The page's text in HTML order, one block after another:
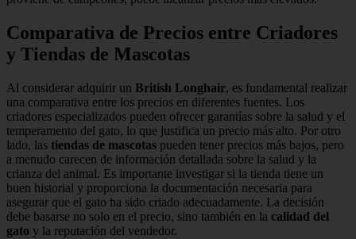
Comparativa de Precios entre Criadores
y Tiendas de Mascotas
Al considerar adquirir un British Longhair, es fundamental realizar
una comparativa entre los precios en diferentes fuentes. Los
criadores especializados pueden ofrecer garantías sobre la salud y el
temperamento del gato, lo que justifica un precio más alto. Por otro
lado, las tiendas de mascotas pueden tener precios más bajos, pero
a menudo carecen de información detallada sobre la salud y la
crianza del animal. Es importante investigar si la tienda tiene un
buen historial y proporciona la documentación necesaria para
asegurar que el gato ha sido criado adecuadamente. La decisión
debe basarse no solo en el precio, sino también en la calidad del
gato y la reputación del vendedor.